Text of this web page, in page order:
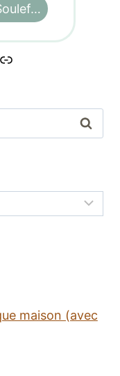
Lien
maison (avec